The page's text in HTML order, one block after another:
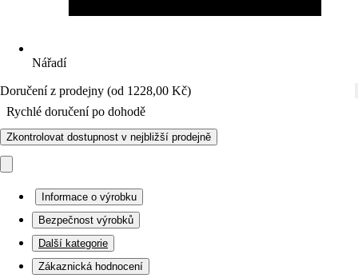
Nářadí
Doručení z prodejny (od 1228,00 Kč)
Rychlé doručení po dohodě
Zkontrolovat dostupnost v nejbližší prodejně
Informace o výrobku
Bezpečnost výrobků
Další kategorie
Zákaznická hodnocení